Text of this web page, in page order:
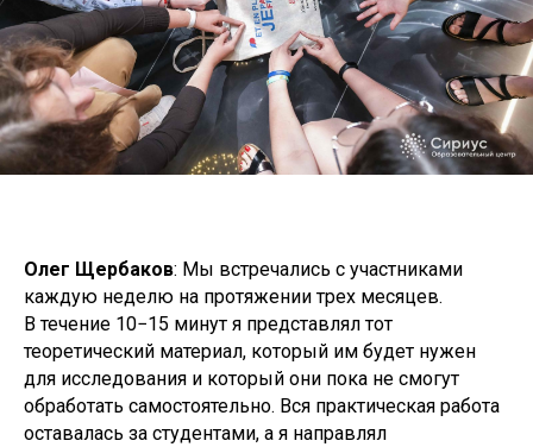
Олег Щербаков: Мы встречались с участниками
каждую неделю на протяжении трех месяцев.
В течение 10−15 минут я представлял тот
теоретический материал, который им будет нужен
для исследования и который они пока не смогут
обработать самостоятельно. Вся практическая работа
оставалась за студентами, а я направлял